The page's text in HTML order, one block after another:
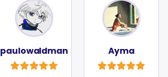
paulowaldman Ayma